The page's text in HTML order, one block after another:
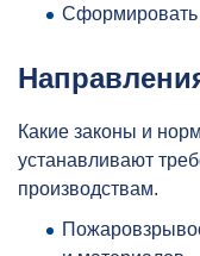
Сформировать
Какие законы и
устанавливают
производствам.